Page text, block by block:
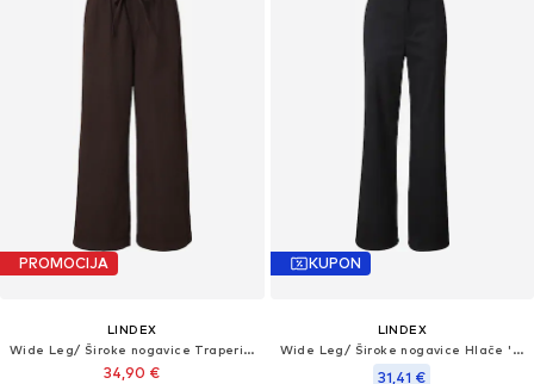
PROMOCIJA
LINDEX
Wide Leg/ Široke nogavice Traperice 'Maja'
34,90 €
KUPON
LINDEX
Wide Leg/ Široke nogavice Hlače 'Lykke'
31,41 €